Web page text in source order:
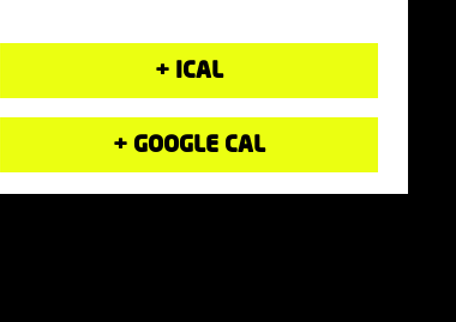
+ ICAL
+ GOOGLE CAL